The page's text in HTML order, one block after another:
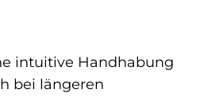
intuitive Handhabung
bei längeren